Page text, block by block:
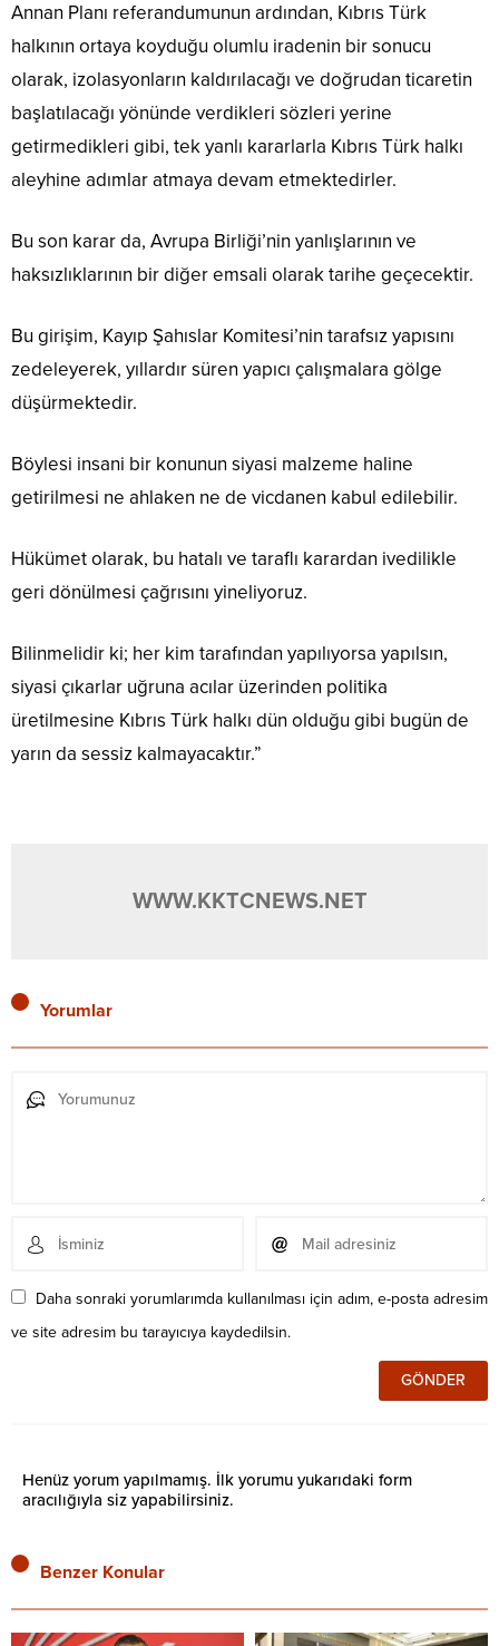
Annan Planı referandumunun ardından, Kıbrıs Türk
halkının ortaya koyduğu olumlu iradenin bir sonucu
olarak, izolasyonların kaldırılacağı ve doğrudan ticaretin
başlatılacağı yönünde verdikleri sözleri yerine
getirmedikleri gibi, tek yanlı kararlarla Kıbrıs Türk halkı
aleyhine adımlar atmaya devam etmektedirler.
Bu son karar da, Avrupa Birliği’nin yanlışlarının ve
haksızlıklarının bir diğer emsali olarak tarihe geçecektir.
Bu girişim, Kayıp Şahıslar Komitesi’nin tarafsız yapısını
zedeleyerek, yıllardır süren yapıcı çalışmalara gölge
düşürmektedir.
Böylesi insani bir konunun siyasi malzeme haline
getirilmesi ne ahlaken ne de vicdanen kabul edilebilir.
Hükümet olarak, bu hatalı ve taraflı karardan ivedilikle
geri dönülmesi çağrısını yineliyoruz.
Bilinmelidir ki; her kim tarafından yapılıyorsa yapılsın,
siyasi çıkarlar uğruna acılar üzerinden politika
üretilmesine Kıbrıs Türk halkı dün olduğu gibi bugün de
yarın da sessiz kalmayacaktır.”
WWW.KKTCNEWS.NET
Yorumlar
Daha sonraki yorumlarımda kullanılması için adım, e-posta adresim
ve site adresim bu tarayıcıya kaydedilsin.
Henüz yorum yapılmamış. İlk yorumu yukarıdaki form
aracılığıyla siz yapabilirsiniz.
Benzer Konular